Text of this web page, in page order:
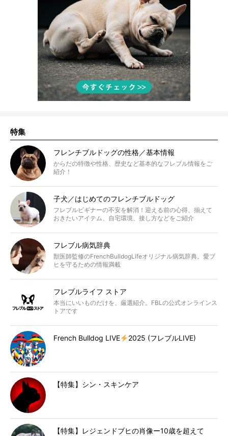
特集
フレンチブルドッグの性格／基本情報
からだの特徴や性格、歴史など基本的なフレブル情報をご
紹介！
子犬／はじめてのフレンチブルドッグ
フレブルビギナーの不安を解消！迎える前の心得、揃えて
おきたいアイテム、自宅環境、接し方などをご紹介
フレブル病気辞典
獣医師監修のFrenchBulldogLifeオリジナル病気辞典。愛ブ
ヒを守るための情報満載
フレブルライフ ストア
本当にいいものだけを、厳選紹介。FBLの公式オンラインス
トアです
French Bulldog LIVE 2025 (フレブルLIVE)
【特集】シン・スキンケア
【特集】レジェンドブヒの肖像ー10歳を超えて